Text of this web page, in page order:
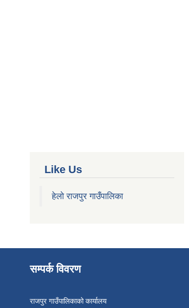
Like Us
हेलो राजपुर गाउँपालिका
सम्पर्क विवरण
राजपुर गाउँपालिकाको कार्यालय